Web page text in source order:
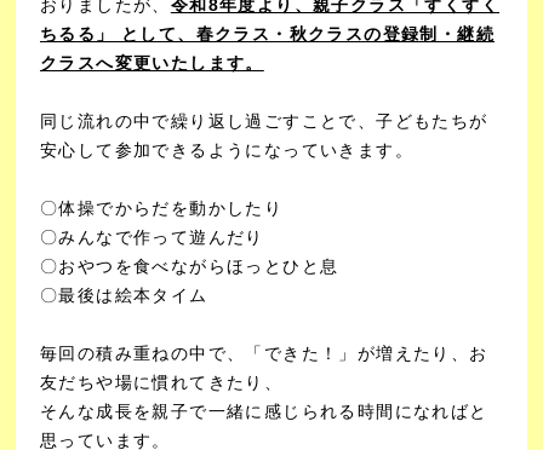
おりましたが、令和8年度より、親子クラス「すくすく
ちるる」 として、春クラス・秋クラスの登録制・継続
クラスへ変更いたします。
同じ流れの中で繰り返し過ごすことで、子どもたちが
安心して参加できるようになっていきます。
〇体操でからだを動かしたり
〇みんなで作って遊んだり
〇おやつを食べながらほっとひと息
〇最後は絵本タイム
毎回の積み重ねの中で、
「できた！」が増えたり、お
友だちや場に慣れてきたり、
そんな成長を親子で一緒に感じられる時間になればと
思っています。